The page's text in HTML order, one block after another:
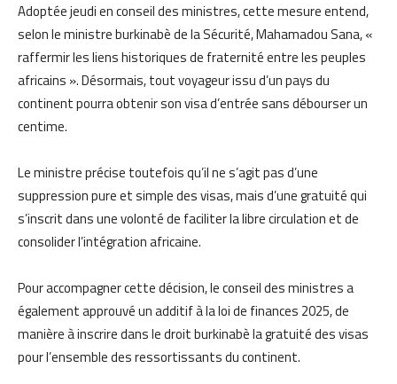
Adoptée jeudi en conseil des ministres, cette mesure entend,
selon le ministre burkinabè de la Sécurité, Mahamadou Sana, «
raffermir les liens historiques de fraternité entre les peuples
africains ». Désormais, tout voyageur issu d’un pays du
continent pourra obtenir son visa d’entrée sans débourser un
centime.
Le ministre précise toutefois qu’il ne s’agit pas d’une
suppression pure et simple des visas, mais d’une gratuité qui
s’inscrit dans une volonté de faciliter la libre circulation et de
consolider l’intégration africaine.
Pour accompagner cette décision, le conseil des ministres a
également approuvé un additif à la loi de finances 2025, de
manière à inscrire dans le droit burkinabè la gratuité des visas
pour l’ensemble des ressortissants du continent.